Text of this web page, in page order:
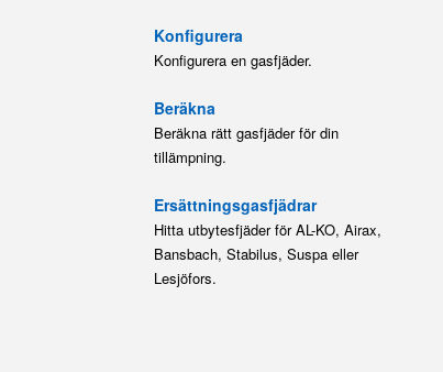
Konfigurera
Konfigurera en gasfjäder.
Beräkna
Beräkna rätt gasfjäder för din
tillämpning.
Ersättningsgasfjädrar
Hitta utbytesfjäder för AL-KO, Airax,
Bansbach, Stabilus, Suspa eller
Lesjöfors.